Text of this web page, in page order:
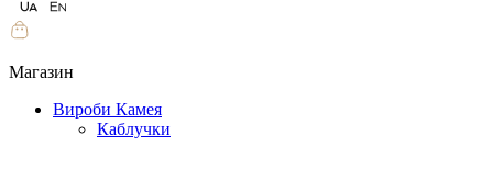
Магазин
Вироби Камея
Каблучки